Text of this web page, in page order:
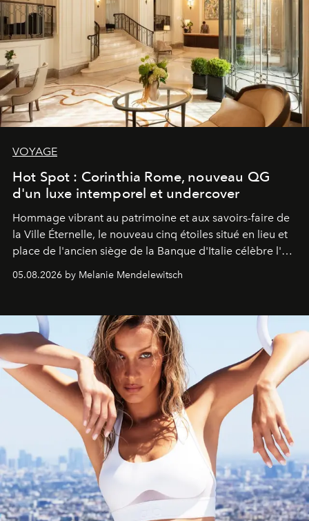
VOYAGE
Hot Spot : Corinthia Rome, nouveau QG
d'un luxe intemporel et undercover
Hommage vibrant au patrimoine et aux savoirs-faire de
la Ville Éternelle, le nouveau cinq étoiles situé en lieu et
place de l'ancien siège de la Banque d'Italie célèbre l'art
de vivre Romain dans toute son élégance intemporelle.
05.08.2026 by Melanie Mendelewitsch